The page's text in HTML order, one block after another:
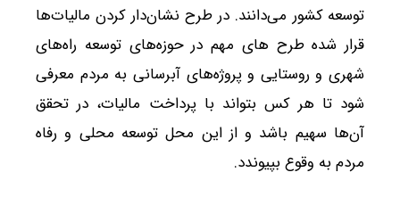
توسعه کشور می‌دانند. در طرح نشان‌دار کردن مالیات‌ها
قرار شده طرح های مهم در حوزه‌های توسعه راه‌های
شهری و روستایی و پروژه‌های آبرسانی به مردم معرفی
شود تا هر کس بتواند با پرداخت مالیات، در تحقق
آن‌ها سهیم باشد و از این محل توسعه محلی و رفاه
مردم به وقوع بپیوندد.